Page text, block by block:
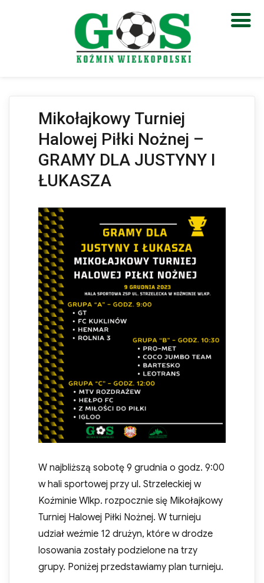
Otwórz pasek narzędzi
Mikołajkowy Turniej
Halowej Piłki Nożnej –
GRAMY DLA JUSTYNY I
ŁUKASZA
W najbliższą sobotę 9 grudnia o godz. 9:00
w hali sportowej przy ul. Strzeleckiej w
Koźminie Wlkp. rozpocznie się Mikołajkowy
Turniej Halowej Piłki Nożnej. W turnieju
udział weźmie 12 drużyn, które w drodze
losowania zostały podzielone na trzy
grupy. Poniżej przedstawiamy plan turnieju.